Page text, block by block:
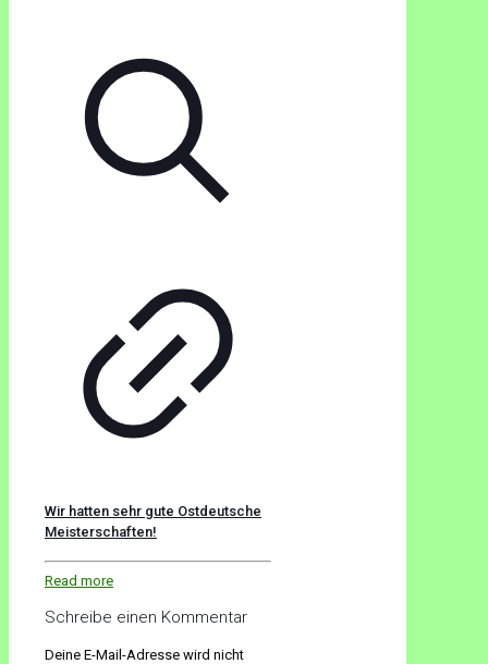
Wir hatten sehr gute Ostdeutsche
Meisterschaften!
Read more
Schreibe einen Kommentar
Deine E-Mail-Adresse wird nicht